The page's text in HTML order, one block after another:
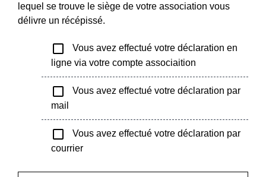
lequel se trouve le siège de votre association vous
délivre un récépissé.
check_box_outline_blank
Vous avez effectué votre déclaration en
ligne via votre compte associaition
check_box_outline_blank
Vous avez effectué votre déclaration par
mail
check_box_outline_blank
Vous avez effectué votre déclaration par
courrier